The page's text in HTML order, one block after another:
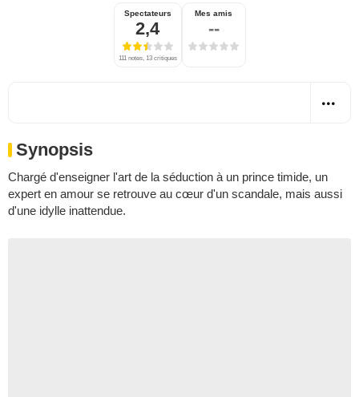
Spectateurs
2,4
111 notes, 13 critiques
Mes amis
--
Synopsis
Chargé d'enseigner l'art de la séduction à un prince timide, un
expert en amour se retrouve au cœur d'un scandale, mais aussi
d'une idylle inattendue.